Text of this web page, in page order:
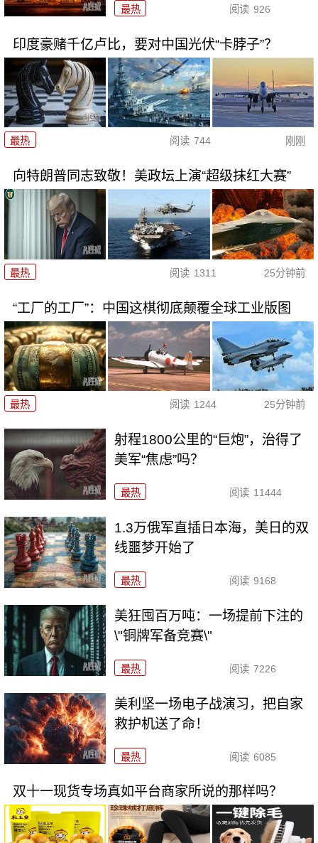
最热 阅读 926
印度豪赌千亿卢比，要对中国光伏“卡脖子”？
最热 阅读 744 刚刚
向特朗普同志致敬！美政坛上演“超级抹红大赛”
最热 阅读 1311 25分钟前
“工厂的工厂”：中国这棋彻底颠覆全球工业版图
最热 阅读 1244 25分钟前
射程1800公里的“巨炮”，治得了
美军“焦虑”吗？
最热 阅读 11444
1.3万俄军直插日本海，美日的双
线噩梦开始了
最热 阅读 9168
美狂囤百万吨：一场提前下注的
\"铜牌军备竞赛\"
最热 阅读 7226
美利坚一场电子战演习，把自家
救护机送了命！
最热 阅读 6085
双十一现货专场真如平台商家所说的那样吗？